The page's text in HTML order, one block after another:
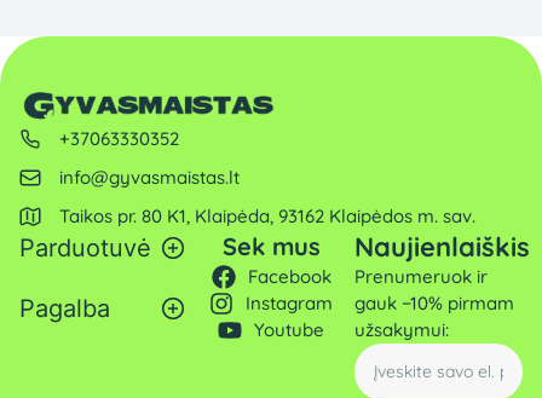
+37063330352
info@gyvasmaistas.lt
Taikos pr. 80 K1, Klaipėda, 93162 Klaipėdos m. sav.
Parduotuvė
Pagalba
Sek mus
Facebook
Instagram
Youtube
Naujienlaiškis
Prenumeruok ir
gauk −10% pirmam
užsakymui: